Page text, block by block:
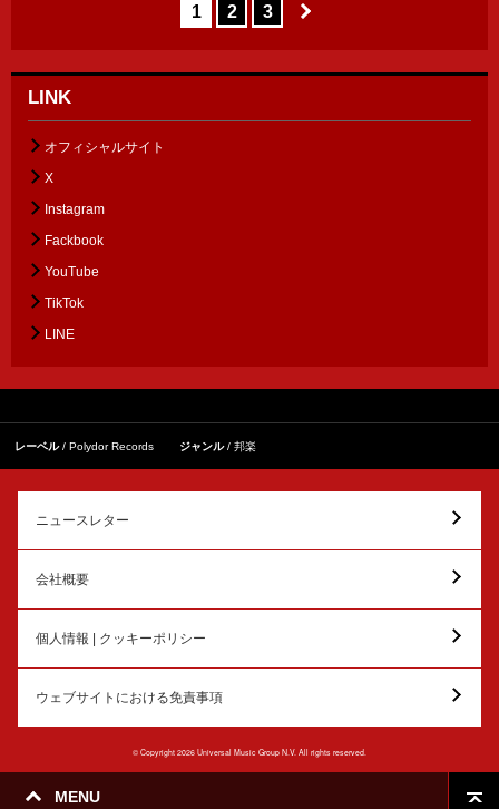
MENU
1 2 3
LINK
オフィシャルサイト
X
Instagram
Fackbook
YouTube
TikTok
LINE
レーベル Polydor Records ジャンル 邦楽
ニュースレター
会社概要
個人情報 | クッキーポリシー
ウェブサイトにおける免責事項
© Copyright 2026 Universal Music Group N.V. All rights reserved.